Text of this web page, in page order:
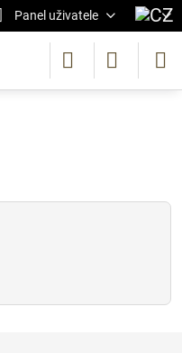
Panel uživatele